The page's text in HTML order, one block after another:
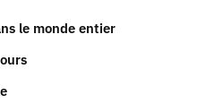
le monde entier